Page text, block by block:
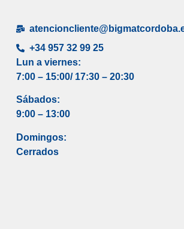
+34 957 32 99 25
Lun a viernes:
7:00 – 15:00/ 17:30 – 20:30
Sábados:
9:00 – 13:00
Domingos:
Cerrados